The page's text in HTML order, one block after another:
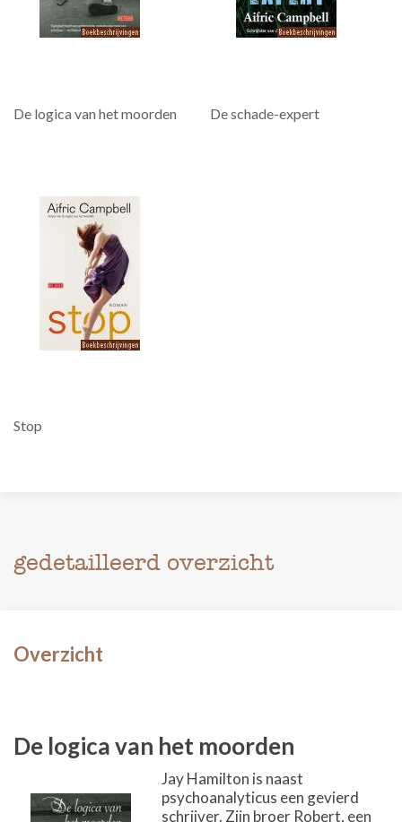
De logica van het moorden De schade-expert
Stop
gedetailleerd overzicht
Overzicht
De logica van het moorden
Jay Hamilton is naast
psychoanalyticus een gevierd
schrijver. Zijn broer Robert, een